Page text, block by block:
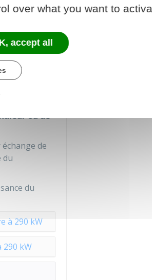
secteur
ou
est
de
ou de
de
du
du
à 290 kW
290 kW
over what you want to
accept all